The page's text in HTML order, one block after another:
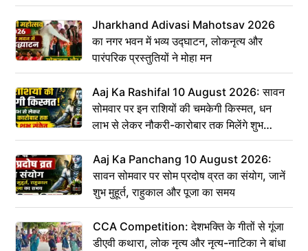
Jharkhand Adivasi Mahotsav 2026
का नगर भवन में भव्य उद्घाटन, लोकनृत्य और
पारंपरिक प्रस्तुतियों ने मोहा मन
Aaj Ka Rashifal 10 August 2026: सावन
सोमवार पर इन राशियों की चमकेगी किस्मत, धन
लाभ से लेकर नौकरी-कारोबार तक मिलेंगे शुभ
संकेत
Aaj Ka Panchang 10 August 2026:
सावन सोमवार पर सोम प्रदोष व्रत का संयोग, जानें
शुभ मुहूर्त, राहुकाल और पूजा का समय
CCA Competition: देशभक्ति के गीतों से गूंजा
डीएवी कथारा, लोक नृत्य और नृत्य-नाटिका ने बांधा